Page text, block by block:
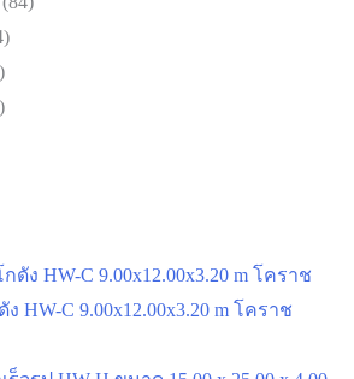
HW-C 9.00x12.00x3.20 m โคราช